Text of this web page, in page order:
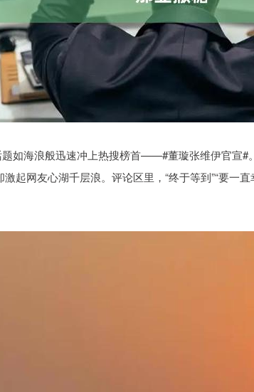
如海浪般迅速冲上热搜榜首——#董璇张维伊官宣#
起网友心湖千层浪。评论区里，“终于等到”“要一